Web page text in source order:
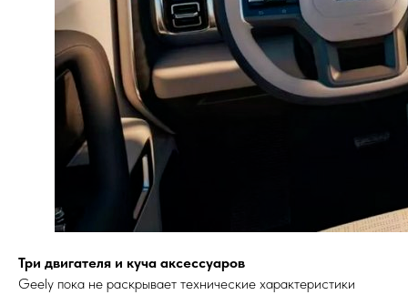
Три двигателя и куча аксессуаров
Geely пока не раскрывает технические характеристики